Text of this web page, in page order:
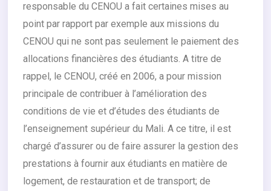
responsable du CENOU a fait certaines mises au
point par rapport par exemple aux missions du
CENOU qui ne sont pas seulement le paiement des
allocations financières des étudiants. A titre de
rappel, le CENOU, créé en 2006, a pour mission
principale de contribuer à l’amélioration des
conditions de vie et d’études des étudiants de
l’enseignement supérieur du Mali. A ce titre, il est
chargé d’assurer ou de faire assurer la gestion des
prestations à fournir aux étudiants en matière de
logement, de restauration et de transport; de